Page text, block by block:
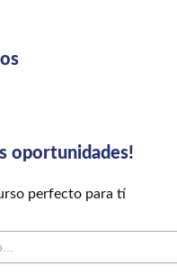
oportunidades!
perfecto para tí